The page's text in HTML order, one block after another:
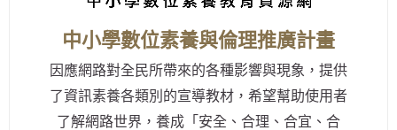
中小學數位素養與倫理推廣計畫
因應網路對全民所帶來的各種影響與現象，提供
了資訊素養各類別的宣導教材，希望幫助使用者
了解網路世界，養成「安全、合理、合宜、合